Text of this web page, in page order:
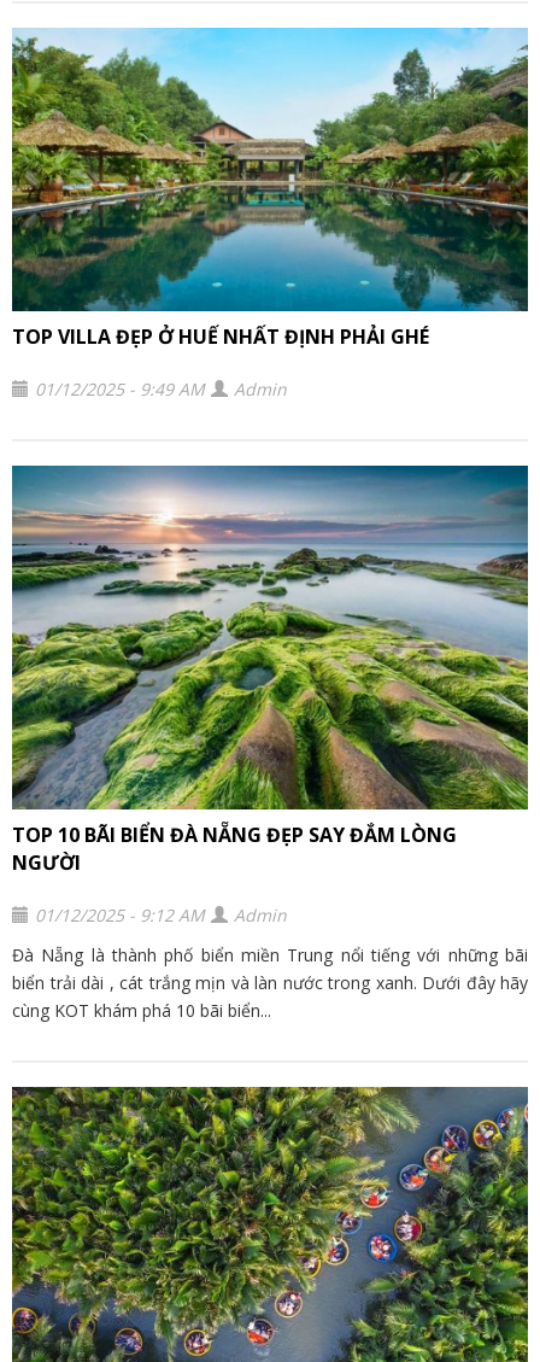
TOP VILLA ĐẸP Ở HUẾ NHẤT ĐỊNH PHẢI GHÉ
01/12/2025 - 9:49 AM Admin
TOP 10 BÃI BIỂN ĐÀ NẴNG ĐẸP SAY ĐẮM LÒNG
NGƯỜI
01/12/2025 - 9:12 AM
Admin
Đà Nẵng là thành phố biển miền Trung nổi tiếng với những bãi
biển trải dài , cát trắng mịn và làn nước trong xanh. Dưới đây hãy
cùng KOT khám phá 10 bãi biển...